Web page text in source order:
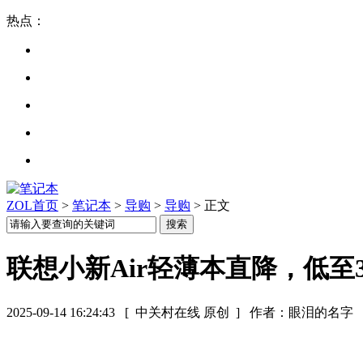
热点：
ZOL首页 > 笔记本 > 导购 > 导购 > 正文
联想小新Air轻薄本直降，低至
2025-09-14 16:24:43 [ 中关村在线 原创 ] 作者：眼泪的名字